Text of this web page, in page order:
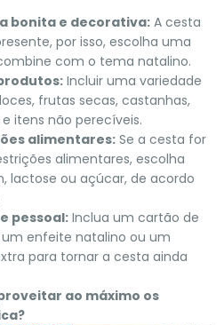
bonita e decorativa: A cesta
por isso, escolha uma
com o tema natalino.
Incluir uma variedade
frutas secas, castanhas,
itens não perecíveis.
alimentares: Se a cesta for
alimentares, escolha
lactose ou açúcar, de acordo
pessoal: Inclua um cartão de
um enfeite natalino ou um
para tornar a cesta ainda
ao máximo os